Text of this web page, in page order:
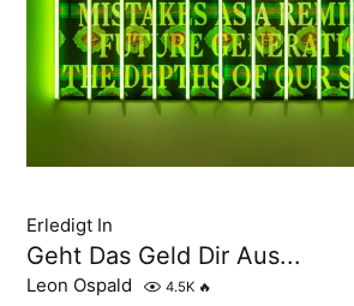
Erledigt In
Geht Das Geld Dir Aus...
Leon Ospald 4.5K 🔥